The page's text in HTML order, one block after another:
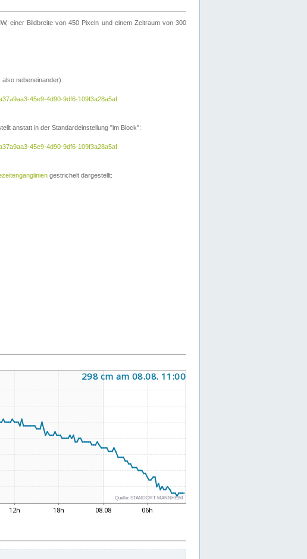
einer Bildbreite von 450 Pixeln und einem Zeitraum von 300
nebeneinander):
45e9-4d90-9df6-109f3a28a5af
anstatt in der Standardeinstellung "im Block":
45e9-4d90-9df6-109f3a28a5af
gestrichelt dargestellt: